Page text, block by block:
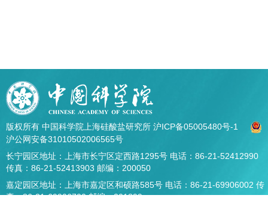
版权所有 中国科学院上海硅酸盐研究所 沪ICP备05005480号-1
沪公网安备31010502006565号
长宁园区地址：上海市长宁区定西路1295号 电话：86-21-52412990
传真：86-21-52413903 邮编：200050
嘉定园区地址：上海市嘉定区和硕路585号 电话：86-21-69906002 传
真：86-21-69906700 邮编：201899